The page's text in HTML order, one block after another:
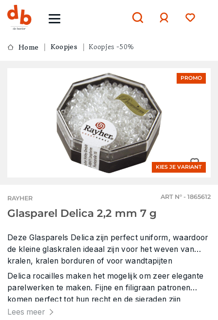
ofaanmelden
Home Koopjes Koopjes -50%
PROMO
KIES JE VARIANT
RAYHER ART N° - 1865612
Glasparel Delica 2,2 mm 7 g
Deze Glasparels Delica zijn perfect uniform, waardoor
de kleine glaskralen ideaal zijn voor het weven van
kralen, kralen borduren of voor wandtapijten
Delica rocailles maken het mogelijk om zeer elegante
parelwerken te maken. Fijne en filigraan patronen
komen perfect tot hun recht en de sieraden zijn
buitengewoon elegant.
Lees meer